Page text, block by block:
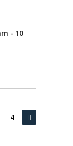
- 10
4